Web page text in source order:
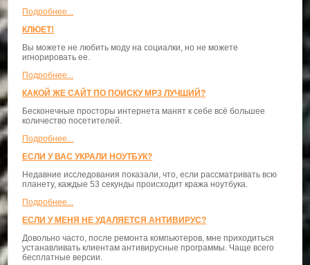
Подробнее...
КЛЮЕТ!
Вы можете не любить моду на социалки, но не можете
игнорировать ее.
Подробнее...
КАКОЙ ЖЕ САЙТ ПО ПОИСКУ MP3 ЛУЧШИЙ?
Бесконечные просторы интернета манят к себе всё большее
количество посетителей.
Подробнее...
ЕСЛИ У ВАС УКРАЛИ НОУТБУК?
Недавние исследования показали, что, если рассматривать всю
планету, каждые 53 секунды происходит кража ноутбука.
Подробнее...
ЕСЛИ У МЕНЯ НЕ УДАЛЯЕТСЯ АНТИВИРУС?
Довольно часто, после ремонта компьютеров, мне приходиться
устанавливать клиентам антивирусные программы. Чаще всего
бесплатные версии.